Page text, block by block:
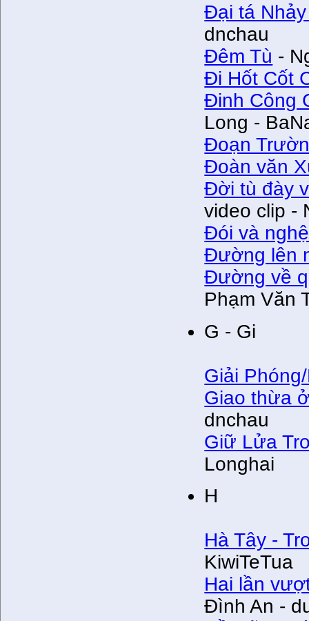
Đại tá
dnchau
Đêm Tù -
Đi Hốt Cốt
Đinh Công
Long -
Đoạn
Đoàn văn
Đời tù đày
video clip -
Đói và
Đường lên
Đường về
Phạm Văn
G - Gi
Giải
Giao thừa
dnchau
Giữ Lửa
Longhai
H
Hà Tây -
KiwiTeTua
Hai lần
Đình An -